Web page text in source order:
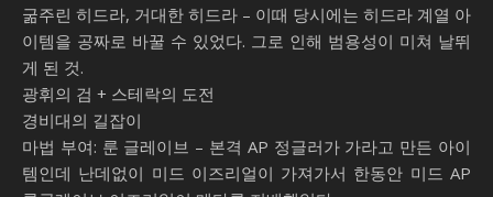
굶주린 히드라, 거대한 히드라 – 이때 당시에는 히드라 계열 아
이템을 공짜로 바꿀 수 있었다. 그로 인해 범용성이 미쳐 날뛰
게 된 것.
광휘의 검 + 스테락의 도전
경비대의 길잡이
마법 부여: 룬 글레이브 – 본격 AP 정글러가 가라고 만든 아이
템인데 난데없이 미드 이즈리얼이 가져가서 한동안 미드 AP